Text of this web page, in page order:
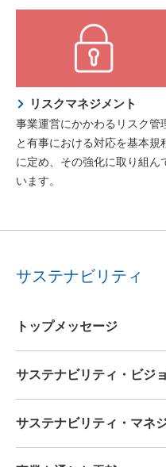
リスクマネジメント
事業運営にかかわるリスク管
と有事における対応を基本規
に定め、その強化に取り組ん
います。
サステナビリティ
トップメッセージ
サステナビリティ・ビジ
サステナビリティ・マネ